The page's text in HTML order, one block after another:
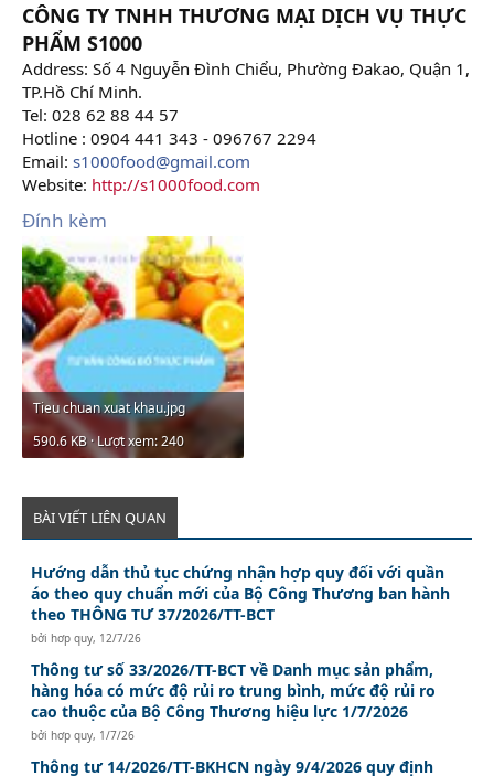
CÔNG TY TNHH THƯƠNG MẠI DỊCH VỤ THỰC
PHẨM S1000
Address: Số 4 Nguyễn Đình Chiểu, Phường Đakao, Quận 1,
TP.Hồ Chí Minh.
Tel: 028 62 88 44 57
Hotline : 0904 441 343 - 096767 2294
Email: s1000food@gmail.com
Website: http://s1000food.com
Đính kèm
Tieu chuan xuat khau.jpg
590.6 KB · Lượt xem: 240
BÀI VIẾT LIÊN QUAN
Hướng dẫn thủ tục chứng nhận hợp quy đối với quần
áo theo quy chuẩn mới của Bộ Công Thương ban hành
theo THÔNG TƯ 37/2026/TT-BCT
bởihơp quy, 12/7/26
Thông tư số 33/2026/TT-BCT về Danh mục sản phẩm,
hàng hóa có mức độ rủi ro trung bình, mức độ rủi ro
cao thuộc của Bộ Công Thương hiệu lực 1/7/2026
bởihơp quy, 1/7/26
Thông tư 14/2026/TT-BKHCN ngày 9/4/2026 quy định